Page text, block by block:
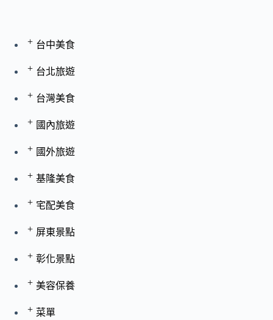
+ 台中美食
+ 台北旅遊
+ 台灣美食
+ 國內旅遊
+ 國外旅遊
+ 基隆美食
+ 宅配美食
+ 屏東景點
+ 彰化景點
+ 美容保養
+ 菜單